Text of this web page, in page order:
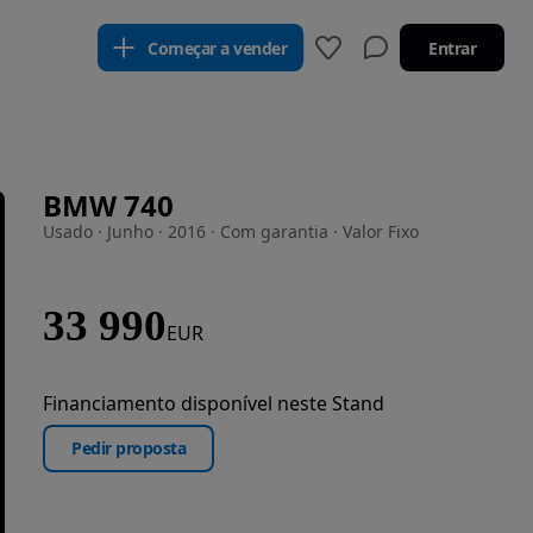
Começar a vender Entrar
BMW 740
Usado · Junho · 2016 · Com garantia · Valor Fixo
33 990EUR
Financiamento disponível neste Stand
Pedir proposta